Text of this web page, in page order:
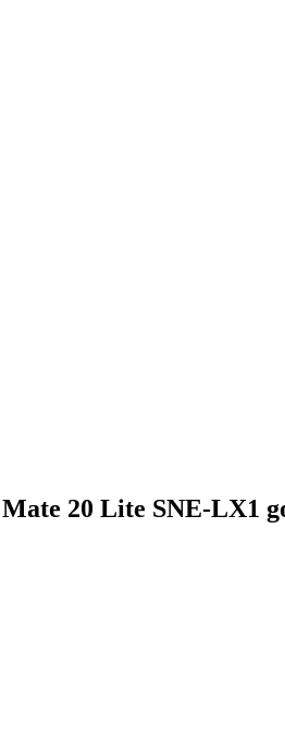
20 Lite SNE-LX1